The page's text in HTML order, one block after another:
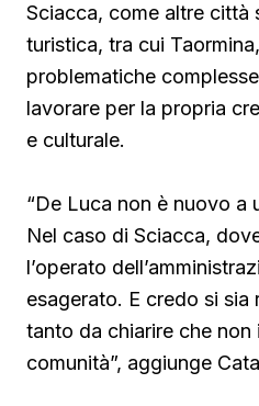
Sciacca, come altre città
turistica, tra cui
problematiche
lavorare per la propria
e culturale.
“De Luca non è nuovo a
Nel caso di Sciacca,
l’operato
esagerato. E credo si
tanto da chiarire che
comunità”, aggiunge